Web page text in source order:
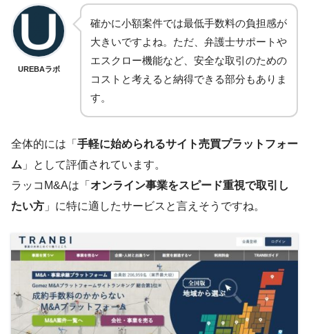
UREBAラボ
確かに小額案件では最低手数料の負担感が
大きいですよね。ただ、弁護士サポートや
エスクロー機能など、安全な取引のための
コストと考えると納得できる部分もありま
す。
全体的には「 手軽に始められるサイト売買プラットフォー
ム 」として評価されています。
ラッコM&Aは「 オンライン事業をスピード重視で取引し
たい方 」に特に適したサービスと言えそうですね。